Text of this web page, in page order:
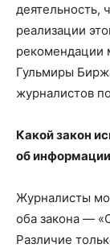
деятельность,
реализации
рекомендации
Гульмиры
журналистов
Какой закон
об
Журналисты
оба закона —
Различие